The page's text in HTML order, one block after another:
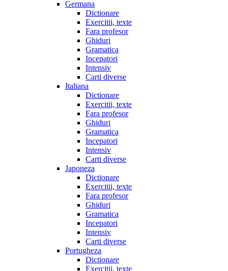
Germana
Dictionare
Exercitii, texte
Fara profesor
Ghiduri
Gramatica
Incepatori
Intensiv
Carti diverse
Italiana
Dictionare
Exercitii, texte
Fara profesor
Ghiduri
Gramatica
Incepatori
Intensiv
Carti diverse
Japoneza
Dictionare
Exercitii, texte
Fara profesor
Ghiduri
Gramatica
Incepatori
Intensiv
Carti diverse
Portugheza
Dictionare
Exercitii, texte